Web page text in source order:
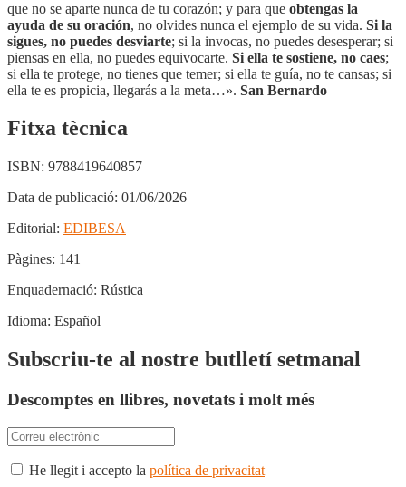
que no se aparte nunca de tu corazón; y para que obtengas la
ayuda de su oración, no olvides nunca el ejemplo de su vida. Si la
sigues, no puedes desviarte; si la invocas, no puedes desesperar; si
piensas en ella, no puedes equivocarte. Si ella te sostiene, no caes;
si ella te protege, no tienes que temer; si ella te guía, no te cansas; si
ella te es propicia, llegarás a la meta…». San Bernardo
Fitxa tècnica
ISBN: 9788419640857
Data de publicació: 01/06/2026
Editorial: EDIBESA
Pàgines: 141
Enquadernació: Rústica
Idioma: Español
Subscriu-te al nostre butlletí setmanal
Descomptes en llibres, novetats i molt més
He llegit i accepto la política de privacitat